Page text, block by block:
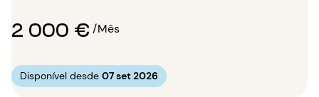
2 000 €/Mês
Disponível desde 07 set 2026